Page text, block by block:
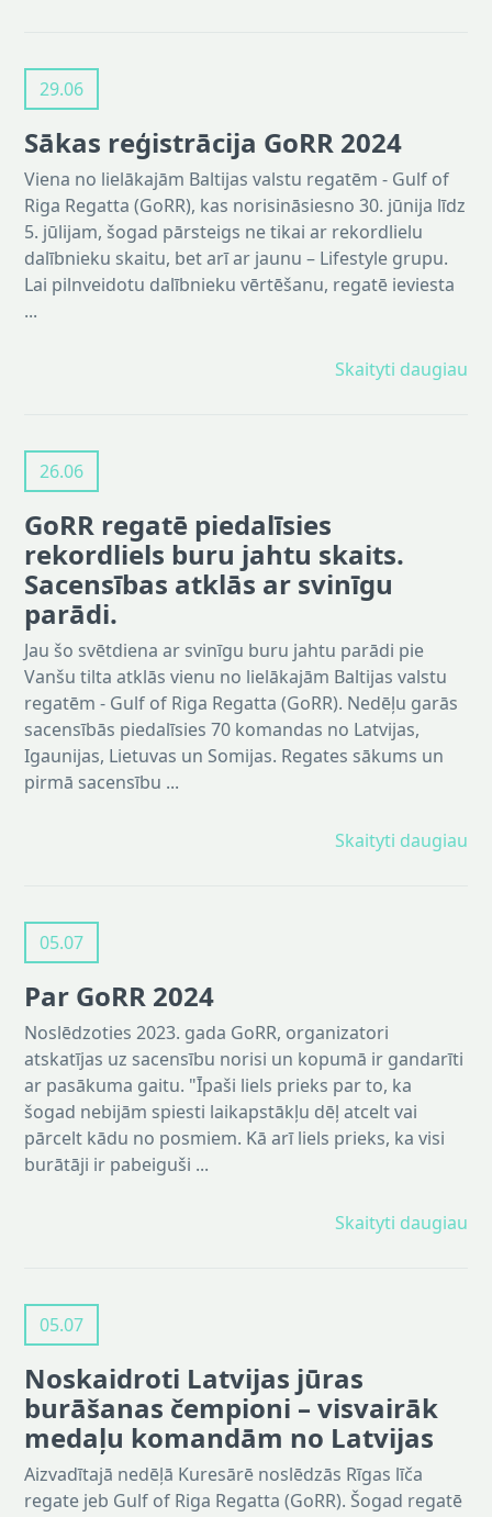
29.06
Sākas reģistrācija GoRR 2024
Viena no lielākajām Baltijas valstu regatēm - Gulf of
Riga Regatta (GoRR), kas norisināsiesno 30. jūnija līdz
5. jūlijam, šogad pārsteigs ne tikai ar rekordlielu
dalībnieku skaitu, bet arī ar jaunu – Lifestyle grupu.
Lai pilnveidotu dalībnieku vērtēšanu, regatē ieviesta
...
Skaityti daugiau
26.06
GoRR regatē piedalīsies
rekordliels buru jahtu skaits.
Sacensības atklās ar svinīgu
parādi.
Jau šo svētdiena ar svinīgu buru jahtu parādi pie
Vanšu tilta atklās vienu no lielākajām Baltijas valstu
regatēm - Gulf of Riga Regatta (GoRR). Nedēļu garās
sacensībās piedalīsies 70 komandas no Latvijas,
Igaunijas, Lietuvas un Somijas. Regates sākums un
pirmā sacensību ...
Skaityti daugiau
05.07
Par GoRR 2024
Noslēdzoties 2023. gada GoRR, organizatori
atskatījas uz sacensību norisi un kopumā ir gandarīti
ar pasākuma gaitu. "Īpaši liels prieks par to, ka
šogad nebijām spiesti laikapstākļu dēļ atcelt vai
pārcelt kādu no posmiem. Kā arī liels prieks, ka visi
burātāji ir pabeiguši ...
Skaityti daugiau
05.07
Noskaidroti Latvijas jūras
burāšanas čempioni – visvairāk
medaļu komandām no Latvijas
Aizvadītajā nedēļā Kuresārē noslēdzās Rīgas līča
regate jeb Gulf of Riga Regatta (GoRR). Šogad regatē